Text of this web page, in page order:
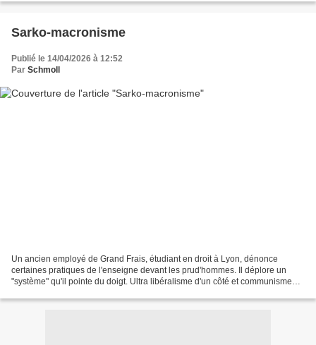
Sarko-macronisme
Publié le 14/04/2026 à 12:52
Par Schmoll
Un ancien employé de Grand Frais, étudiant en droit à Lyon, dénonce
certaines pratiques de l'enseigne devant les prud'hommes. Il déplore un
"système" qu'il pointe du doigt. Ultra libéralisme d'un côté et communisme